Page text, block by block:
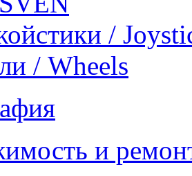
/
/ Wheels
и